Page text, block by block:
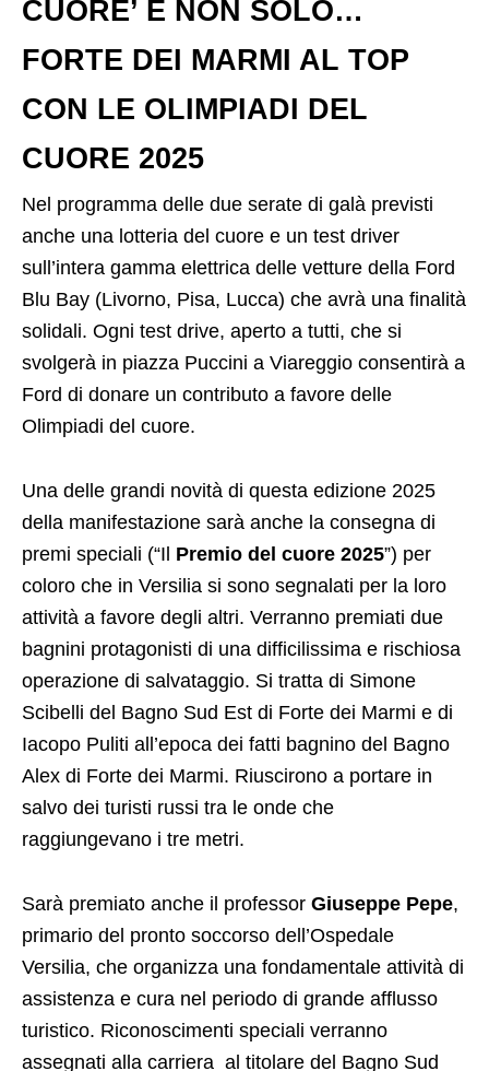
CUORE’ E NON SOLO…
FORTE DEI MARMI AL TOP
CON LE OLIMPIADI DEL
CUORE 2025
Nel programma delle due serate di galà previsti
anche una lotteria del cuore e un test driver
sull’intera gamma elettrica delle vetture della Ford
Blu Bay (Livorno, Pisa, Lucca) che avrà una finalità
solidali. Ogni test drive, aperto a tutti, che si
svolgerà in piazza Puccini a Viareggio consentirà a
Ford di donare un contributo a favore delle
Olimpiadi del cuore.
Una delle grandi novità di questa edizione 2025
della manifestazione sarà anche la consegna di
premi speciali (“Il Premio del cuore 2025”) per
coloro che in Versilia si sono segnalati per la loro
attività a favore degli altri. Verranno premiati due
bagnini protagonisti di una difficilissima e rischiosa
operazione di salvataggio. Si tratta di Simone
Scibelli del Bagno Sud Est di Forte dei Marmi e di
Iacopo Puliti all’epoca dei fatti bagnino del Bagno
Alex di Forte dei Marmi. Riuscirono a portare in
salvo dei turisti russi tra le onde che
raggiungevano i tre metri.
Sarà premiato anche il professor Giuseppe Pepe,
primario del pronto soccorso dell’Ospedale
Versilia, che organizza una fondamentale attività di
assistenza e cura nel periodo di grande afflusso
turistico. Riconoscimenti speciali verranno
assegnati alla carriera al titolare del Bagno Sud